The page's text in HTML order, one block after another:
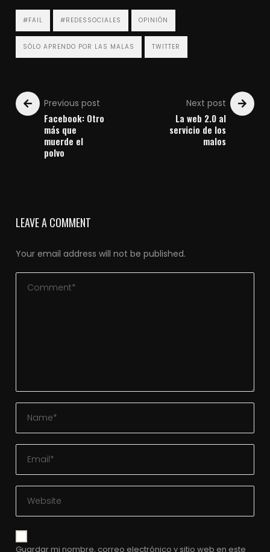
#FAIL #REDESSOCIALES OPINIÓN
SÓLO APRENDO POR LAS MALAS TWITTER
Previous post
Facebook: Otro
más que
muerde el
polvo
Next post
La web 2.0 al
servicio de los
malos
LEAVE A COMMENT
Your email address will not be published.
Guardar mi nombre, correo electrónico y sitio web en este